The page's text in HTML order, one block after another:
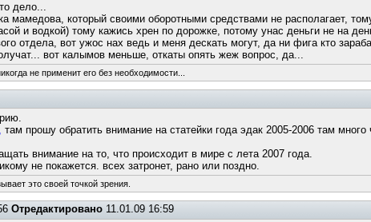
дело...
мамедова, который своими оборотными средствами не располагает,
и водкой) тому кажись хрен по дорожке, потому унас деньги не на
отдела, вот ужос нах ведь и меня дескать могут, да ни фига кто
вот калымов меньше, откаты опять жеж вопрос, да...
не применит его без необходимости...
там прошу обратить внимание на статейки года эдак 2005-2006 там много
внимание на то, что происходит в мире с лета 2007 года.
не покажется. всех затронет, рано или поздно.
это своей точкой зрения.
Отредактировано 11.01.09 16:59